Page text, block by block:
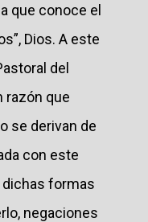
que conoce el
Dios. A este
del
razón que
se derivan de
con este
dichas formas
negaciones